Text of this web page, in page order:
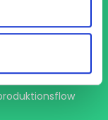
til at levere